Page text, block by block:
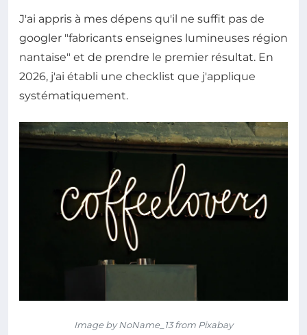
J'ai appris à mes dépens qu'il ne suffit pas de
googler "fabricants enseignes lumineuses région
nantaise" et de prendre le premier résultat. En
2026, j'ai établi une checklist que j'applique
systématiquement.
Image by NoName_13 from Pixabay